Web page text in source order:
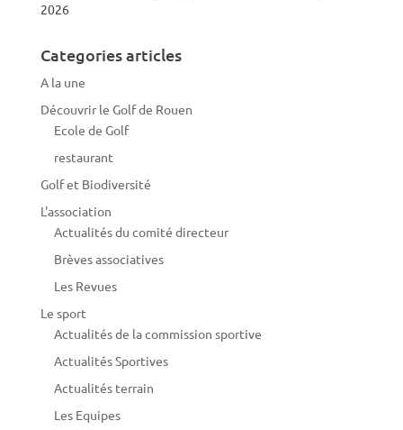
2026
Categories articles
A la une
Découvrir le Golf de Rouen
Ecole de Golf
restaurant
Golf et Biodiversité
L'association
Actualités du comité directeur
Brèves associatives
Les Revues
Le sport
Actualités de la commission sportive
Actualités Sportives
Actualités terrain
Les Equipes